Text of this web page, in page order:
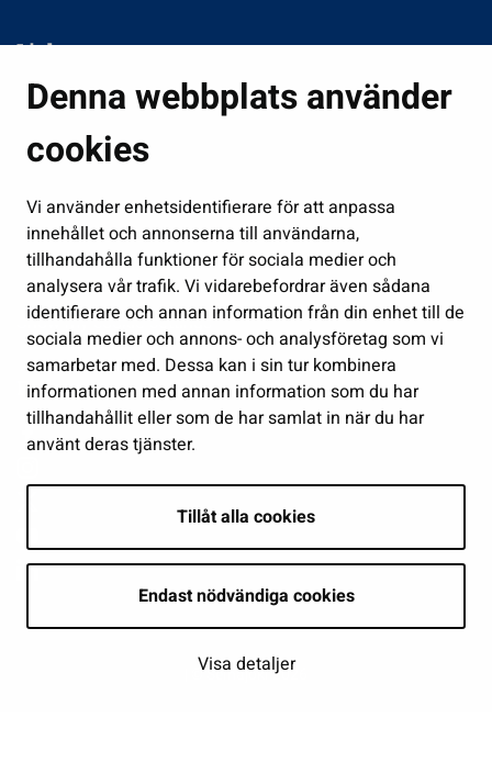
Denna webbplats använder
cookies
Vi använder enhetsidentifierare för att anpassa
innehållet och annonserna till användarna,
tillhandahålla funktioner för sociala medier och
analysera vår trafik. Vi vidarebefordrar även sådana
identifierare och annan information från din enhet till de
sociala medier och annons- och analysföretag som vi
samarbetar med. Dessa kan i sin tur kombinera
informationen med annan information som du har
tillhandahållit eller som de har samlat in när du har
använt deras tjänster.
Tillåt alla cookies
Endast nödvändiga cookies
Visa detaljer
Links
Boende och miljö
Fostran och utbildning
Förvaltning
Jobb och företagsamhet
Delta och sköt ärenden
Show my cookie settings
Follow us
| © Seinäjoki 2026